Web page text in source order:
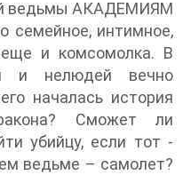
ведьмы АКАДЕМИЯМ
семейное, интимное,
и комсомолка. В
и нелюдей вечно
началась история
Сможет ли
убийцу, если тот -
ведьме – самолет?